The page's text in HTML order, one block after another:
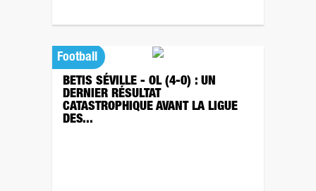
Football
BETIS SÉVILLE - OL (4-0) : UN
DERNIER RÉSULTAT
CATASTROPHIQUE AVANT LA LIGUE
DES...